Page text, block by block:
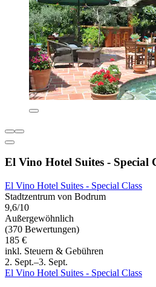
El Vino Hotel Suites - Special
El Vino Hotel Suites - Special Class
Stadtzentrum von Bodrum
9,6/10
Außergewöhnlich
(370 Bewertungen)
185 €
inkl. Steuern & Gebühren
2. Sept.–3. Sept.
El Vino Hotel Suites - Special Class